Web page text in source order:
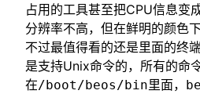
占用的工具甚至把CPU信息变
分辨率不高，但在鲜明的颜色
不过最值得看的还是里面的终
是支持Unix命令的，所有的命
在/boot/beos/bin里面，